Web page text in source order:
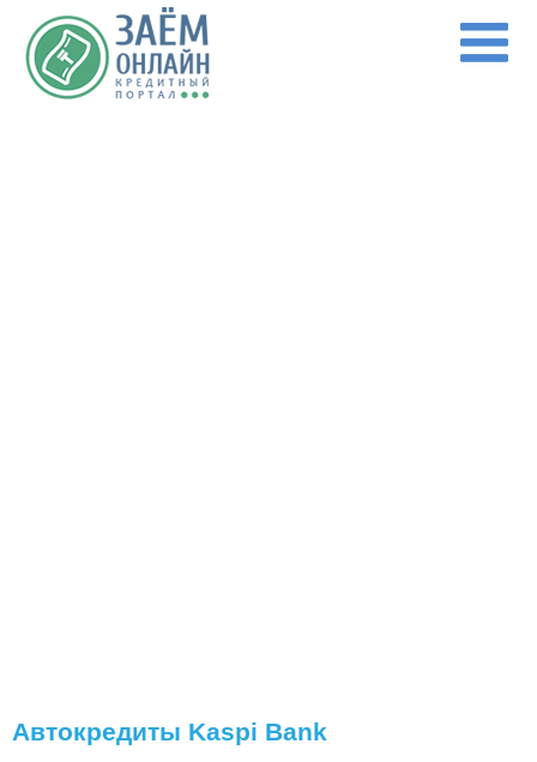
Перейти к основному содержанию
Автокредиты Kaspi Bank